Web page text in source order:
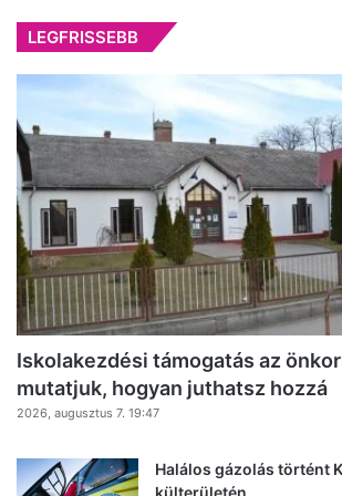
LEGFRISSEBB
Iskolakezdési támogatás az
mutatjuk, hogyan juthatsz hozzá
2026, augusztus 7. 19:47
Halálos gázolás történt
külterületén